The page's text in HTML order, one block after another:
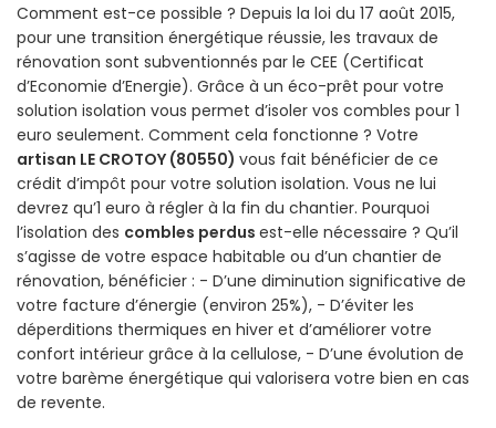
Comment est-ce possible ? Depuis la loi du 17 août 2015,
pour une transition énergétique réussie, les travaux de
rénovation sont subventionnés par le CEE (Certificat
d’Economie d’Energie). Grâce à un éco-prêt pour votre
solution isolation vous permet d’isoler vos combles pour 1
euro seulement. Comment cela fonctionne ? Votre
artisan LE CROTOY (80550) vous fait bénéficier de ce
crédit d’impôt pour votre solution isolation. Vous ne lui
devrez qu’1 euro à régler à la fin du chantier. Pourquoi
l’isolation des combles perdus est-elle nécessaire ? Qu’il
s’agisse de votre espace habitable ou d’un chantier de
rénovation, bénéficier : - D’une diminution significative de
votre facture d’énergie (environ 25%), - D’éviter les
déperditions thermiques en hiver et d’améliorer votre
confort intérieur grâce à la cellulose, - D’une évolution de
votre barème énergétique qui valorisera votre bien en cas
de revente.